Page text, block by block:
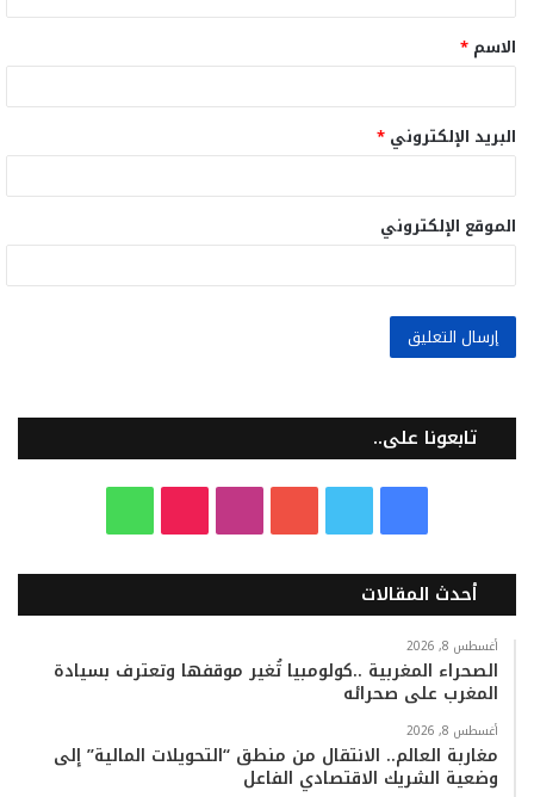
ق
*
الاسم *
البريد الإلكتروني *
الموقع الإلكتروني
تابعونا على..
س
و
ك
ي
ت
ت
ي
ب
س
ر
k
T
k
ت
ب
أحدث المقالات
أغسطس 8, 2026
الصحراء المغربية ..كولومبيا تُغير موقفها وتعترف بسيادة
المغرب على صحرائه
أغسطس 8, 2026
مغاربة العالم.. الانتقال من منطق “التحويلات المالية” إلى
وضعية الشريك الاقتصادي الفاعل